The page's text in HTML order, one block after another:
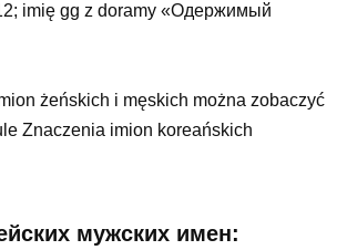
imię gg z doramy «Одержимый
żeńskich i męskich można zobaczyć
Znaczenia imion koreańskich
мужских имен: